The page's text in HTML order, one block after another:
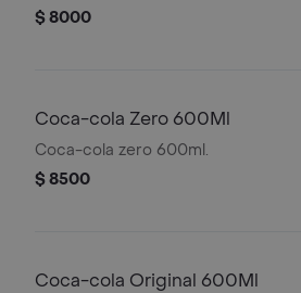
$ 8000
Coca-cola Zero 600Ml
Coca-cola zero 600ml.
$ 8500
Coca-cola Original 600Ml